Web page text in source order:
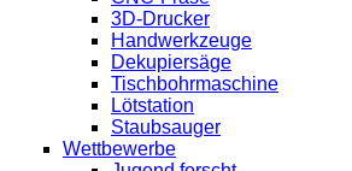
3D-Drucker
Handwerkzeuge
Dekupiersäge
Tischbohrmaschine
Lötstation
Staubsauger
Wettbewerbe